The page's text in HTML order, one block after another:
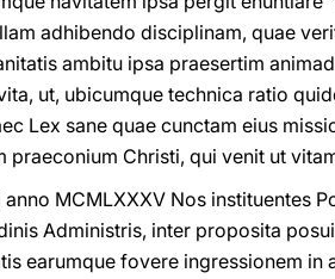
adhibendo disciplinam, quae
ambitu ipsa praesertim
ut, ubicumque technica ratio
Lex sane quae cunctam eius
praeconium Christi, qui venit ut
anno MCMLXXXV Nos instituentes
Administris, inter proposita
earumque fovere ingressionem in